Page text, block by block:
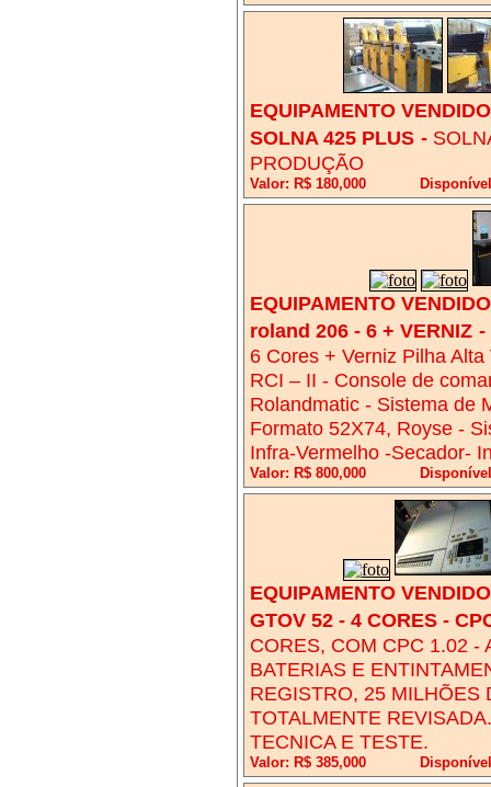
EQUIPAMENTO
SOLNA 425 PLUS -
PRODUÇÃO
Valor: R$ 180,000
EQUIPAMENTO
roland 206 - 6 + VERNIZ -
6 Cores + Verniz Pilha
RCI – II - Console de
Rolandmatic - Sistema de
Formato 52X74, Royse -
Infra-Vermelho -Secador-
Valor: R$ 800,000
EQUIPAMENTO
GTOV 52 - 4 CORES -
CORES, COM CPC 1.02 -
BATERIAS E
REGISTRO, 25 MILHÕES
TOTALMENTE
TECNICA E TESTE.
Valor: R$ 385,000